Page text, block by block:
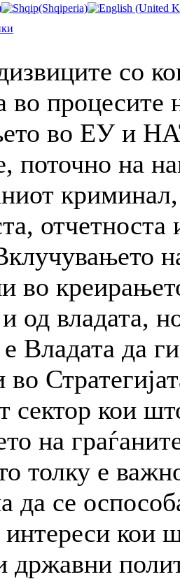
со
во процесите
во ЕУ и
поточно на
во
од владата,
Владата да
сектор кои
на
толку е
да се
кои
државни